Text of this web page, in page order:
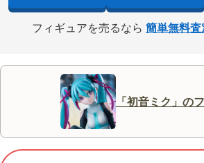
フィギュアを売るなら 簡単無料査
「初音ミク」の